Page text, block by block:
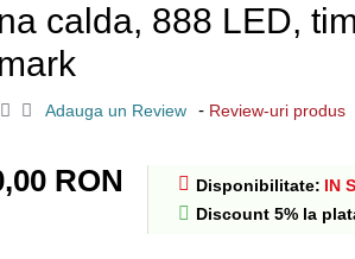
calda, 888 LED,
Adauga un Review - Review-uri produs
RON Disponibilitate: IN
Discount 5% la